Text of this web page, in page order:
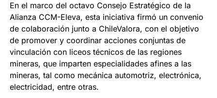
En el marco del octavo Consejo Estratégico de la
Alianza CCM-Eleva, esta iniciativa firmó un convenio
de colaboración junto a ChileValora, con el objetivo
de promover y coordinar acciones conjuntas de
vinculación con liceos técnicos de las regiones
mineras, que imparten especialidades afines a las
mineras, tal como mecánica automotriz, electrónica,
electricidad, entre otras.